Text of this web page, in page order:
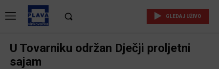
GLEDAJ UŽIVO
U Tovarniku održan Dječji proljetni
sajam